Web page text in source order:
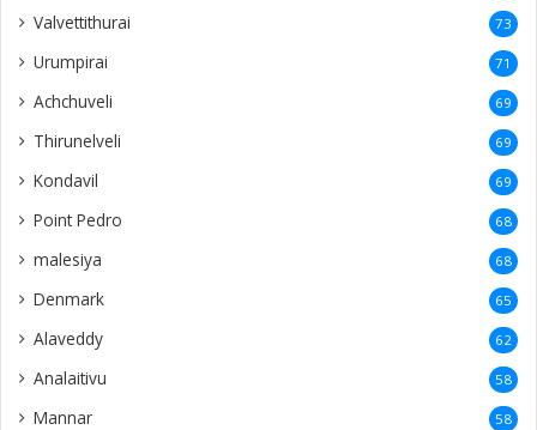
Valvettithurai 73
Urumpirai 71
Achchuveli 69
Thirunelveli 69
Kondavil 69
Point Pedro 68
malesiya 68
Denmark 65
Alaveddy 62
Analaitivu 58
Mannar 58